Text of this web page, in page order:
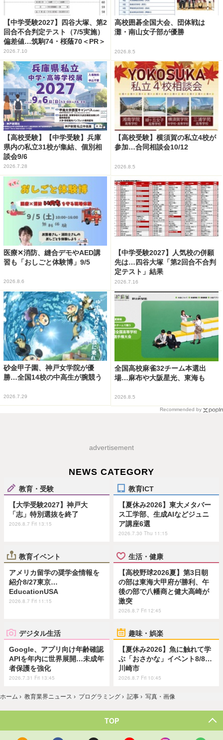
【中学受験2027】四谷大塚、第2
回合不合判定テスト（7/5実施）
偏差値…筑駒74・桜蔭70＜PR＞
2026.7.10
高校囲碁全国大会、団体戦は
灘・南山女子部が優勝
2026.8.5
【高校受験】【中学受験】兵庫
県内の私立31校が集結、個別相
談会9/6
2026.7.28
【高校受験】横須賀の私立4校が
参加…合同相談会10/12
2026.8.5
医療✕消防、縫合デモやAED講
習も「おしごと体験博」9/5
2026.8.6
【中学受験2027】人気校の併願
先は…四谷大塚「第2回合不合判
定テスト」結果
2026.7.16
砂金甲子園、神戸女学院が優
勝…全国14校の中高生が腕競う
2026.7.29
全国高校麻雀32チーム本選出
場…麻布や大阪星光、東海も
2026.8.5
Recommended by
advertisement
NEWS CATEGORY
教育・受験
【大学受験2027】神戸大
「志」特別選抜を終了
2026.8.7 Fri 13:15
教育ICT
【夏休み2026】東大メタバー
ス工学部、生成AIなどジュニ
ア講座6選
2026.7.30 Thu 11:15
教育イベント
アメリカ留学の奨学金情報を
紹介8/27東京…
EducationUSA
2026.8.7 Fri 11:15
生活・健康
【高校野球2026夏】第3日朝
の部は東海大甲府が勝利、午
後の部で八幡商と健大高崎が
激突
2026.8.7 Fri 12:45
デジタル生活
Google、アプリ向け年齢確認
APIを年内に世界展開…未成年
者保護を強化
2026.7.31 Fri 13:45
趣味・娯楽
【夏休み2026】魚に触れて学
ぶ「おさかな」イベント8/8…
川崎市
2026.8.7 Fri 10:45
ホーム › 教育業界ニュース › プログラミング › 記事 › 写真・画像
TOP